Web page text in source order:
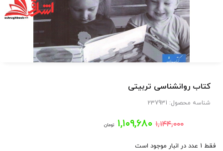
کتاب روانشناسی تربیتی
شناسه محصول: 237931
۱,۱۴۴,۰۰۰ قیمت
اصلی:
۱,۱۰۹,۶۸۰ تومانقیمت
فقط 1 عدد در انبار موجود است